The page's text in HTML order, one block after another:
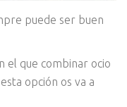
puede ser buen
el que combinar ocio
opción os va a